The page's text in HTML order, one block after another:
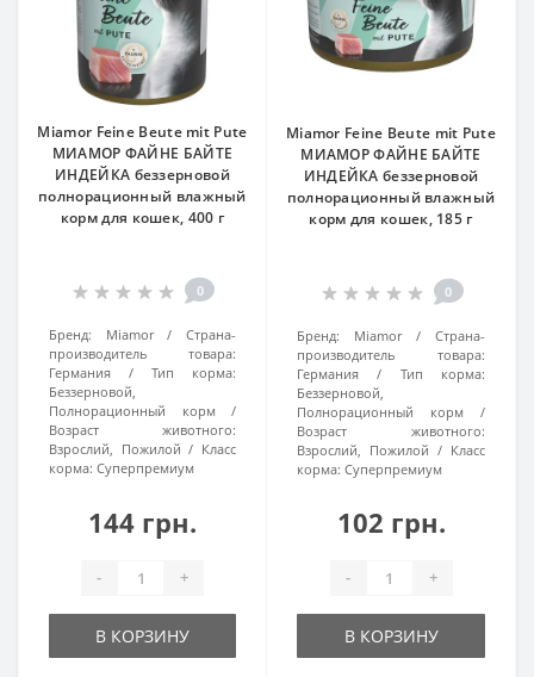
Miamor Feine Beute mit Pute
МИАМОР ФАЙНЕ БАЙТЕ
ИНДЕЙКА беззерновой
полнорационный влажный
корм для кошек, 400 г
0
Бренд: Miamor
Страна-
производитель товара:
Германия
Тип корма:
Беззерновой,
Полнорационный корм
Возраст животного:
Взрослий, Пожилой
Класс
корма: Суперпремиум
144 грн.
- +
В КОРЗИНУ
Miamor Feine Beute mit Pute
МИАМОР ФАЙНЕ БАЙТЕ
ИНДЕЙКА беззерновой
полнорационный влажный
корм для кошек, 185 г
0
Бренд: Miamor
Страна-
производитель товара:
Германия
Тип корма:
Беззерновой,
Полнорационный корм
Возраст животного:
Взрослий, Пожилой
Класс
корма: Суперпремиум
102 грн.
- +
В КОРЗИНУ